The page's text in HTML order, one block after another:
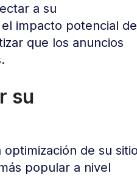
a su
impacto potencial de
que los anuncios
su
de su
popular a nivel